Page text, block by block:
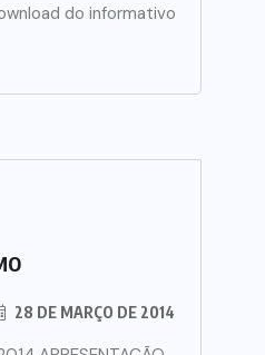
do informativo
28 DE MARÇO DE 2014